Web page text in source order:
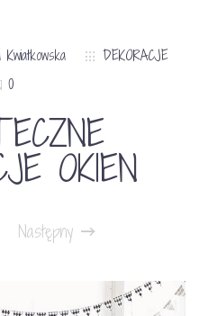
DEKORACJE
0
OKIEN
Następny